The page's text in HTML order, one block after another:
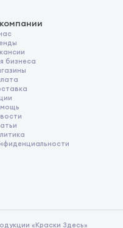
бизнеса
«Краски Здесь»